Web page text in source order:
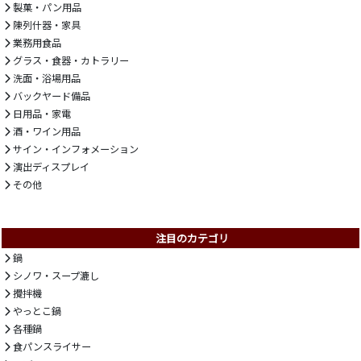
製菓・パン用品
陳列什器・家具
業務用食品
グラス・食器・カトラリー
洗面・浴場用品
バックヤード備品
日用品・家電
酒・ワイン用品
サイン・インフォメーション
演出ディスプレイ
その他
注目のカテゴリ
鍋
シノワ・スープ漉し
攪拌機
やっとこ鍋
各種鍋
食パンスライサー